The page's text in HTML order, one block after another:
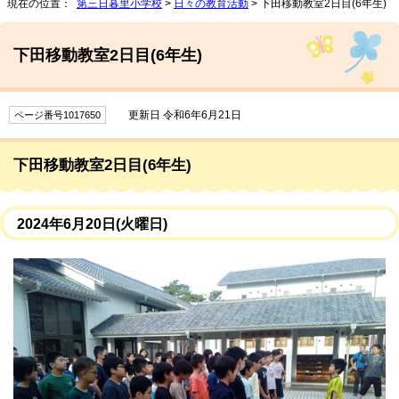
現在の位置： 第三日暮里小学校 > 日々の教育活動 > 下田移動教室2日目(6年生)
下田移動教室2日目(6年生)
ページ番号1017650 更新日 令和6年6月21日
下田移動教室2日目(6年生)
2024年6月20日(火曜日)